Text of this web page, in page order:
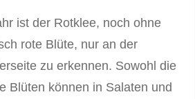
ist der Rotklee, noch ohne
rote Blüte, nur an der
zu erkennen. Sowohl die
Blüten können in Salaten und